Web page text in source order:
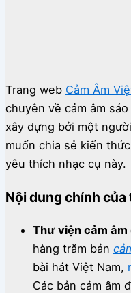
Trang web Cảm Âm
chuyên về cảm âm
xây dựng bởi một
muốn chia sẻ kiến
yêu thích nhạc cụ này.
Nội dung chính của
Thư viện cảm âm
hàng trăm bản
bài hát Việt Nam,
Các bản cảm âm